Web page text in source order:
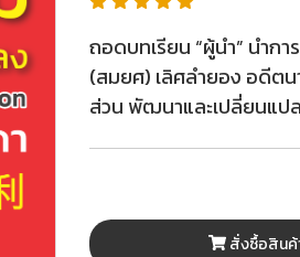
ถอดบทเรียน “ผู้นำ” นำก
(สมยศ) เลิศลำยอง อดีตน
ส่วน พัฒนาและเปลี่ยนแปล
สั่งซื้อสินค้